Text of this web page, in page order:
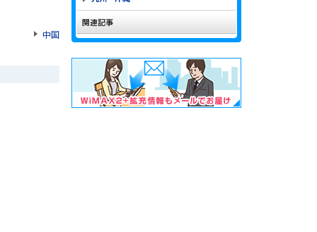
中国
関連記事